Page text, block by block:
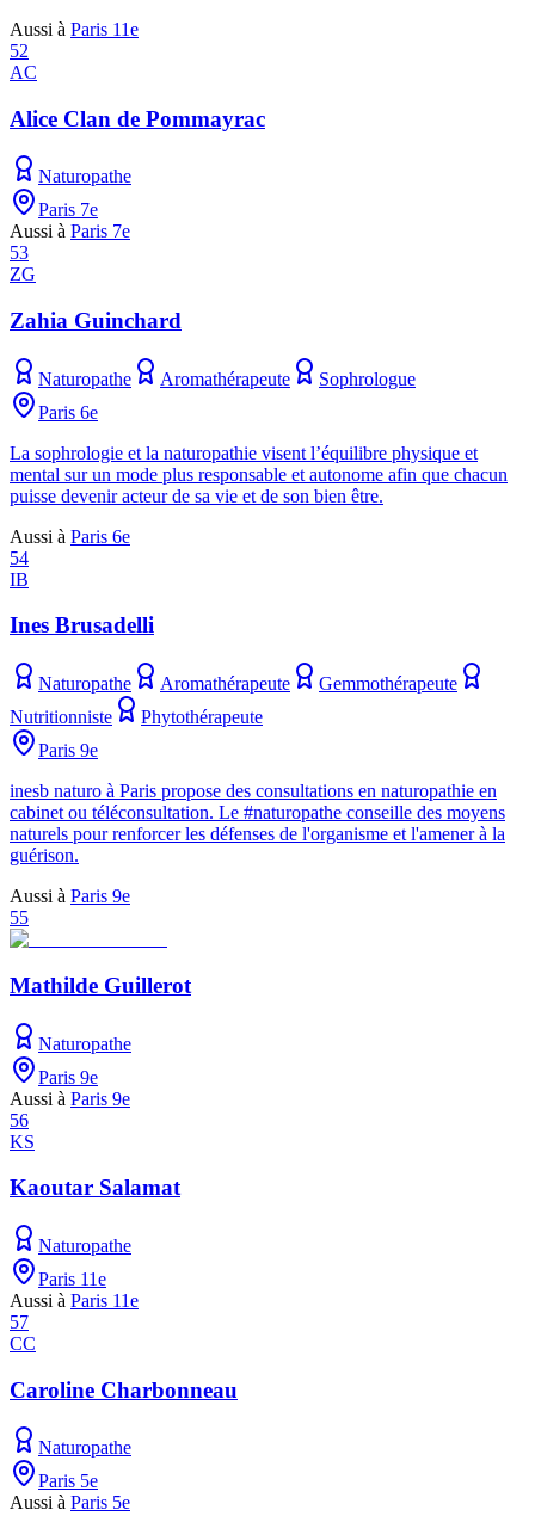
Aussi à Paris 11e
52
AC
Alice Clan de Pommayrac
Naturopathe
Paris 7e
Aussi à Paris 7e
53
ZG
Zahia Guinchard
Naturopathe Aromathérapeute
Sophrologue
Paris 6e
La sophrologie et la naturopathie visent l’équilibre physique et
mental sur un mode plus responsable et autonome afin que chacun
puisse devenir acteur de sa vie et de son bien être.
Aussi à Paris 6e
54
IB
Ines Brusadelli
Naturopathe Aromathérapeute
Gemmothérapeute
Nutritionniste
Phytothérapeute
Paris 9e
inesb naturo à Paris propose des consultations en naturopathie en
cabinet ou téléconsultation. Le #naturopathe conseille des moyens
naturels pour renforcer les défenses de l'organisme et l'amener à la
guérison.
Aussi à Paris 9e
55
Mathilde Guillerot
Naturopathe
Paris 9e
Aussi à Paris 9e
56
KS
Kaoutar Salamat
Naturopathe
Paris 11e
Aussi à Paris 11e
57
CC
Caroline Charbonneau
Naturopathe
Paris 5e
Aussi à Paris 5e